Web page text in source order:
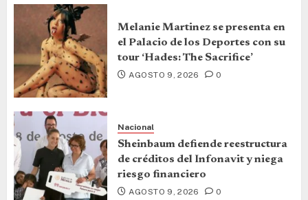
Melanie Martinez se presenta en
el Palacio de los Deportes con su
tour ‘Hades: The Sacrifice’
AGOSTO 9, 2026 0
Nacional
Sheinbaum defiende reestructura
de créditos del Infonavit y niega
riesgo financiero
AGOSTO 9, 2026 0